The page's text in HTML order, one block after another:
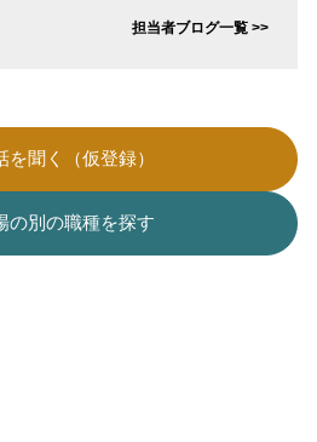
担当者ブログ一覧 >>
を聞く（仮登録）
の別の職種を探す